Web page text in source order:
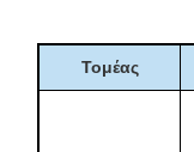
δειγματοληψίας
Τομέας